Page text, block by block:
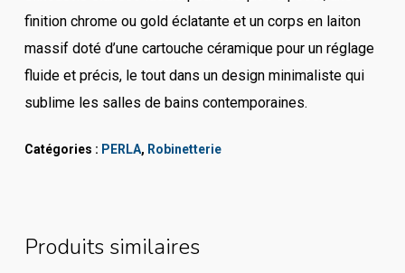
finition chrome ou gold éclatante et un corps en laiton
massif doté d’une cartouche céramique pour un réglage
fluide et précis, le tout dans un design minimaliste qui
sublime les salles de bains contemporaines.
Catégories : PERLA, Robinetterie
Produits similaires